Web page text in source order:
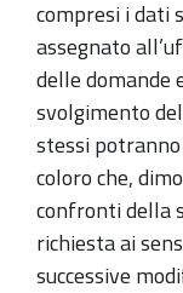
compresi i dati
assegnato
delle domande
svolgimento
stessi
coloro che,
confronti della
richiesta ai
successive